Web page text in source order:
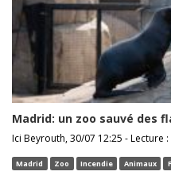
Madrid: un zoo sauvé des
Ici Beyrouth, 30/07 12:25 - Lecture
Madrid Zoo Incendie Animaux